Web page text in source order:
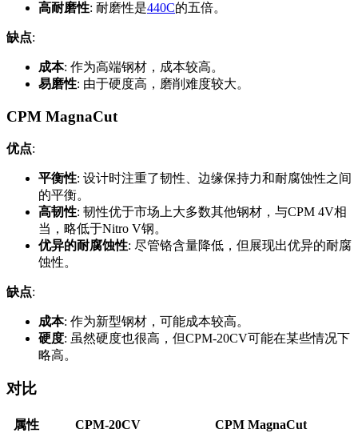
高耐磨性: 耐磨性是440C的五倍。
缺点:
成本: 作为高端钢材，成本较高。
易磨性: 由于硬度高，磨削难度较大。
CPM MagnaCut
优点:
平衡性: 设计时注重了韧性、边缘保持力和耐腐蚀性之间
的平衡。
高韧性: 韧性优于市场上大多数其他钢材，与CPM 4V相
当，略低于Nitro V钢。
优异的耐腐蚀性: 尽管铬含量降低，但展现出优异的耐腐
蚀性。
缺点:
成本: 作为新型钢材，可能成本较高。
硬度: 虽然硬度也很高，但CPM-20CV可能在某些情况下
略高。
对比
属性 CPM-20CV
CPM MagnaCut